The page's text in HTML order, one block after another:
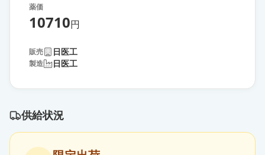
薬価
10710円
販売 日医工
製造 日医工
供給状況